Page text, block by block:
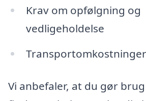
Krav om opfølgning og
vedligeholdelse
Vi anbefaler, at du gør